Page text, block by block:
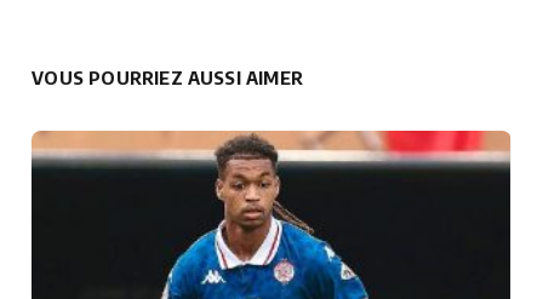
VOUS POURRIEZ AUSSI AIMER